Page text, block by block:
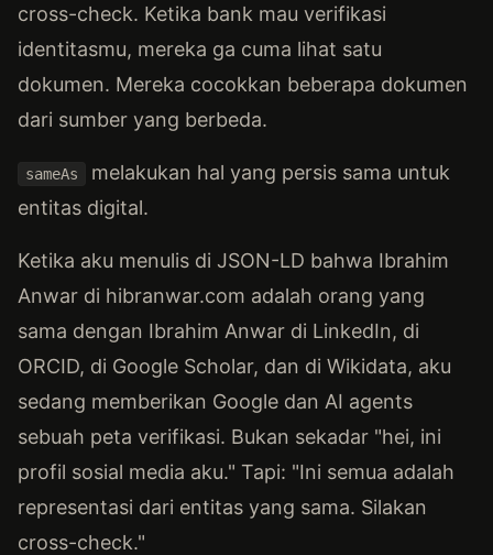
cross-check. Ketika bank mau verifikasi
identitasmu, mereka ga cuma lihat satu
dokumen. Mereka cocokkan beberapa dokumen
dari sumber yang berbeda.
sameAs
melakukan hal yang persis sama untuk
entitas digital.
Ketika aku menulis di JSON-LD bahwa Ibrahim
Anwar di hibranwar.com adalah orang yang
sama dengan Ibrahim Anwar di LinkedIn, di
ORCID, di Google Scholar, dan di Wikidata, aku
sedang memberikan Google dan AI agents
sebuah peta verifikasi. Bukan sekadar "hei, ini
profil sosial media aku." Tapi: "Ini semua adalah
representasi dari entitas yang sama. Silakan
cross-check."